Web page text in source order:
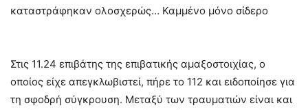
καταστράφηκαν ολοσχερώς… Καμμένο μόνο σίδερο
Στις 11.24 επιβάτης της επιβατικής αμαξοστοιχίας, ο
οποίος είχε απεγκλωβιστεί, πήρε το 112 και ειδοποίησε για
τη σφοδρή σύγκρουση. Μεταξύ των τραυματιών είναι και